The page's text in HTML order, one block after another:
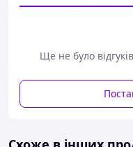
Кузові запчастини ви
нашому інтернет-
Ще не було